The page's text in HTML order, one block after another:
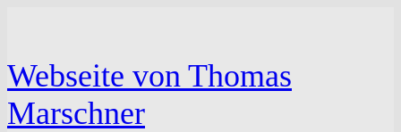
Webseite von Thomas
Marschner